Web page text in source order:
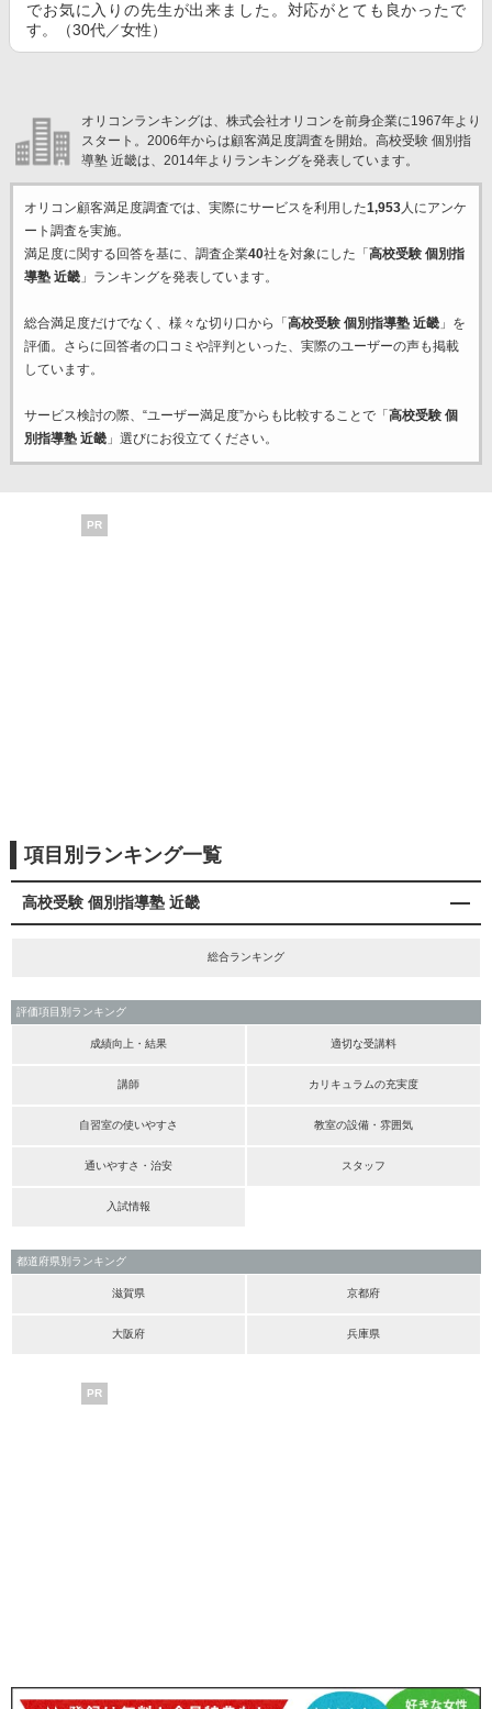
でお気に入りの先生が出来ました。対応がとても良かったで
す。（30代／女性）
オリコンランキングは、株式会社オリコンを前身企業に1967年より
スタート。2006年からは顧客満足度調査を開始。高校受験 個別指
導塾 近畿は、2014年よりランキングを発表しています。
オリコン顧客満足度調査では、実際にサービスを利用した1,953人にアンケ
ート調査を実施。
満足度に関する回答を基に、調査企業40社を対象にした「 高校受験 個別指
導塾 近畿」ランキングを発表しています。
総合満足度だけでなく、様々な切り口から「 高校受験 個別指導塾 近畿」を
評価。さらに回答者の口コミや評判といった、実際のユーザーの声も掲載
しています。
サービス検討の際、“ユーザー満足度”からも比較することで「 高校受験 個
別指導塾 近畿」選びにお役立てください。
PR
項目別ランキング一覧
高校受験 個別指導塾 近畿
総合ランキング
評価項目別ランキング
成績向上・結果 適切な受講料
講師 カリキュラムの充実度
自習室の使いやすさ 教室の設備・雰囲気
通いやすさ・治安 スタッフ
入試情報
都道府県別ランキング
滋賀県 京都府
大阪府 兵庫県
PR